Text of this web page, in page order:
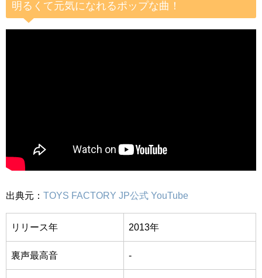
明るくて元気になれるポップな曲！
出典元： TOYS FACTORY JP公式 YouTube
リリース年 2013年
裏声最高音 -